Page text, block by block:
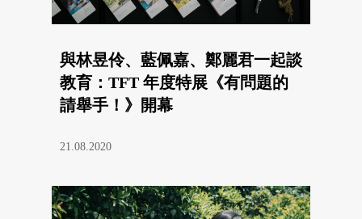
與林昱伶、藍佩嘉、鄭麗君一起談
教育：TFT 年度特展《有問題的
請舉手！》開幕
21.08.2020